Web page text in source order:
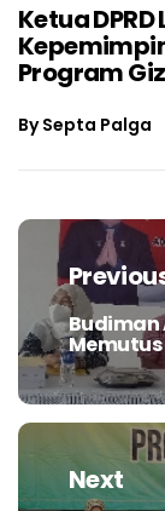
Ketua
Program
BySepta Palga
pos
Previous
post:
Budiman
Memutus
Next